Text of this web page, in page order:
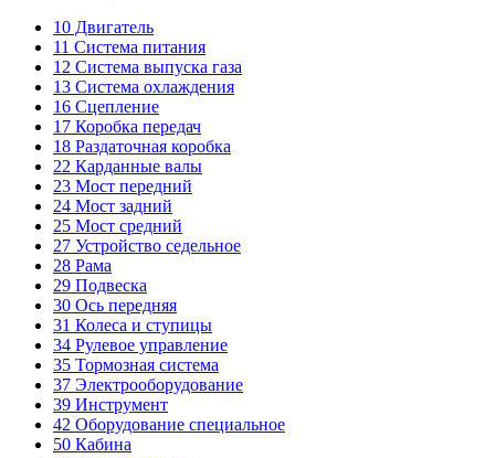
10 Двигатель
11 Система питания
12 Система выпуска газа
13 Система охлаждения
16 Сцепление
17 Коробка передач
18 Раздаточная коробка
22 Карданные валы
23 Мост передний
24 Мост задний
25 Мост средний
27 Устройство седельное
28 Рама
29 Подвеска
30 Ось передняя
31 Колеса и ступицы
34 Рулевое управление
35 Тормозная система
37 Электрооборудование
39 Инструмент
42 Оборудование специальное
50 Кабина